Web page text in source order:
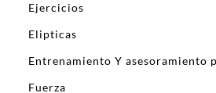
Ejercicios
Elipticas
Entrenamiento Y asesoramiento
Fuerza